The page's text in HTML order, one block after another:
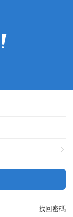
找回密碼